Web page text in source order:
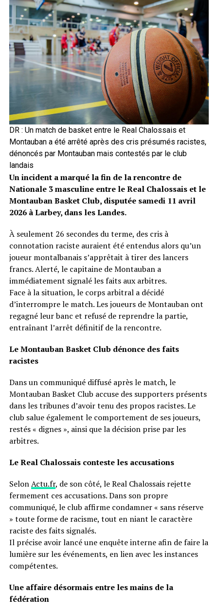
DR : Un match de basket entre le Real Chalossais et
Montauban a été arrêté après des cris présumés racistes,
dénoncés par Montauban mais contestés par le club
landais
Un incident a marqué la fin de la rencontre de
Nationale 3 masculine entre le Real Chalossais et le
Montauban Basket Club, disputée samedi 11 avril
2026 à Larbey, dans les Landes.
À seulement 26 secondes du terme, des cris à
connotation raciste auraient été entendus alors qu’un
joueur montalbanais s’apprêtait à tirer des lancers
francs. Alerté, le capitaine de Montauban a
immédiatement signalé les faits aux arbitres.
Face à la situation, le corps arbitral a décidé
d’interrompre le match. Les joueurs de Montauban ont
regagné leur banc et refusé de reprendre la partie,
entraînant l’arrêt définitif de la rencontre.
Le Montauban Basket Club dénonce des faits
racistes
Dans un communiqué diffusé après le match, le
Montauban Basket Club accuse des supporters présents
dans les tribunes d’avoir tenu des propos racistes. Le
club salue également le comportement de ses joueurs,
restés « dignes », ainsi que la décision prise par les
arbitres.
Le Real Chalossais conteste les accusations
SelonActu.fr, de son côté, le Real Chalossais rejette
fermement ces accusations. Dans son propre
communiqué, le club affirme condamner « sans réserve
» toute forme de racisme, tout en niant le caractère
raciste des faits signalés.
Il précise avoir lancé une enquête interne afin de faire la
lumière sur les événements, en lien avec les instances
compétentes.
Une affaire désormais entre les mains de la
fédération